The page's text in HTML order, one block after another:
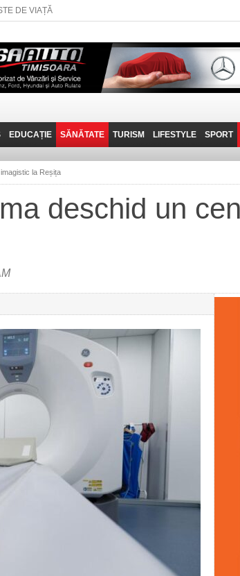
DE VIAȚĂ
EDUCAȚIE SĂNĂTATE TURISM
PRIN MUNȚII
FANTASTICUL BANAT
LIFESTYLE
POVESTE DE VIAȚĂ
SPORT
la Reșița
deschid un